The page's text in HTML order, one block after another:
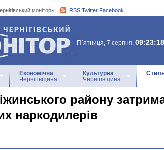
монітор»: RSS Twitter Facebook
монітор»
П`ятниця, 7 серпня, 09:23:18
Економічна
Чернігівщина
Культурна
Чернігівщина
району
наркодилерів